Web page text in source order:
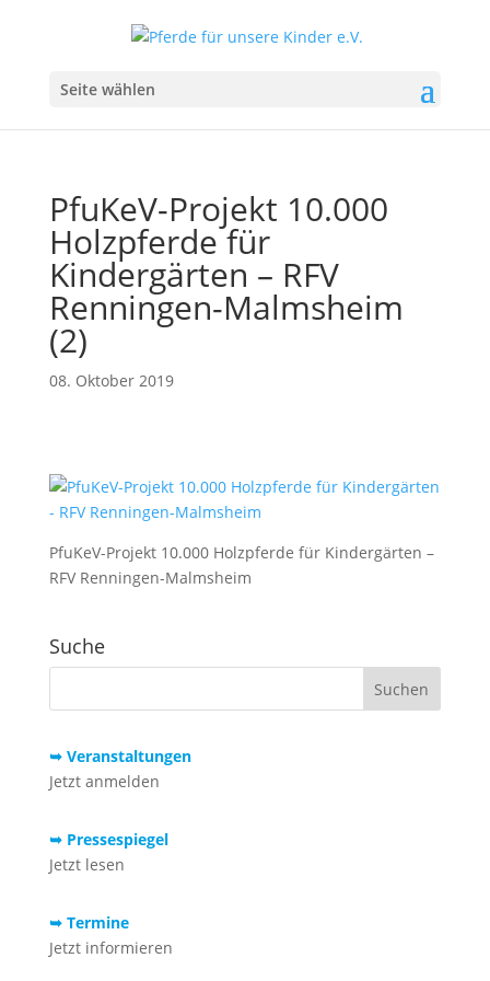
Seite wählen
PfuKeV-Projekt 10.000
Holzpferde für
Kindergärten – RFV
Renningen-Malmsheim
(2)
08. Oktober 2019
PfuKeV-Projekt 10.000 Holzpferde für Kindergärten –
RFV Renningen-Malmsheim
Suche
➥ Veranstaltungen
Jetzt anmelden
➥ Pressespiegel
Jetzt lesen
➥ Termine
Jetzt informieren